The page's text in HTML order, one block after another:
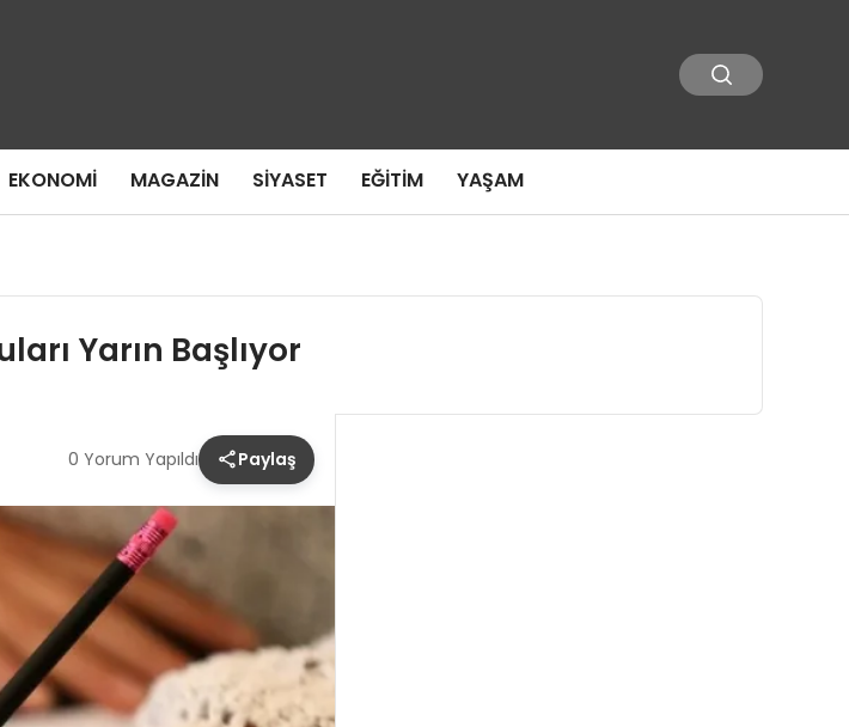
EKONOMI MAGAZIN SIYASET EĞITIM YAŞAM
Yarın Başlıyor
0 Yorum Yapıldı Paylaş